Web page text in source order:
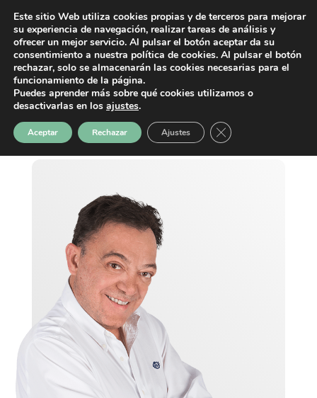
Este sitio Web utiliza cookies propias y de terceros para mejorar
su experiencia de navegación, realizar tareas de análisis y
ofrecer un mejor servicio. Al pulsar el botón aceptar da su
consentimiento a nuestra política de cookies. Al pulsar el botón
rechazar, solo se almacenarán las cookies necesarias para el
funcionamiento de la página.
Puedes aprender más sobre qué cookies utilizamos o
desactivarlas en los ajustes.
Aceptar Rechazar Ajustes Cerrar el banner de